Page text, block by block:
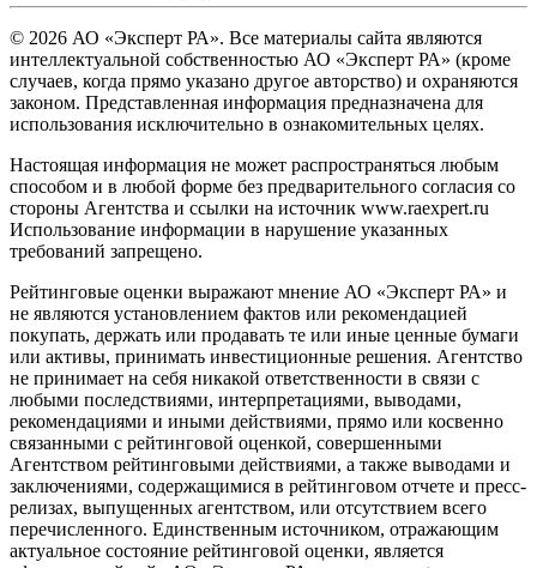
© 2026 АО «Эксперт РА». Все материалы сайта являются
интеллектуальной собственностью АО «Эксперт РА» (кроме
случаев, когда прямо указано другое авторство) и охраняются
законом. Представленная информация предназначена для
использования исключительно в ознакомительных целях.
Настоящая информация не может распространяться любым
способом и в любой форме без предварительного согласия со
стороны Агентства и ссылки на источник www.raexpert.ru
Использование информации в нарушение указанных
требований запрещено.
Рейтинговые оценки выражают мнение АО «Эксперт РА» и
не являются установлением фактов или рекомендацией
покупать, держать или продавать те или иные ценные бумаги
или активы, принимать инвестиционные решения. Агентство
не принимает на себя никакой ответственности в связи с
любыми последствиями, интерпретациями, выводами,
рекомендациями и иными действиями, прямо или косвенно
связанными с рейтинговой оценкой, совершенными
Агентством рейтинговыми действиями, а также выводами и
заключениями, содержащимися в рейтинговом отчете и пресс-
релизах, выпущенных агентством, или отсутствием всего
перечисленного. Единственным источником, отражающим
актуальное состояние рейтинговой оценки, является